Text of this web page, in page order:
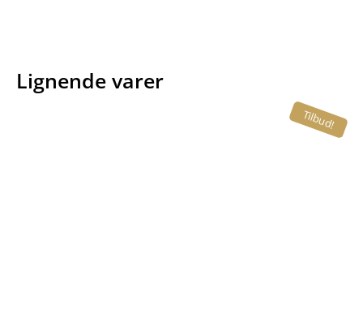
Lignende varer
Tilbud!